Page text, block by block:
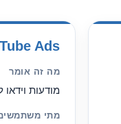
Ads
מה זה אומר
מודעות וידאו
מתי